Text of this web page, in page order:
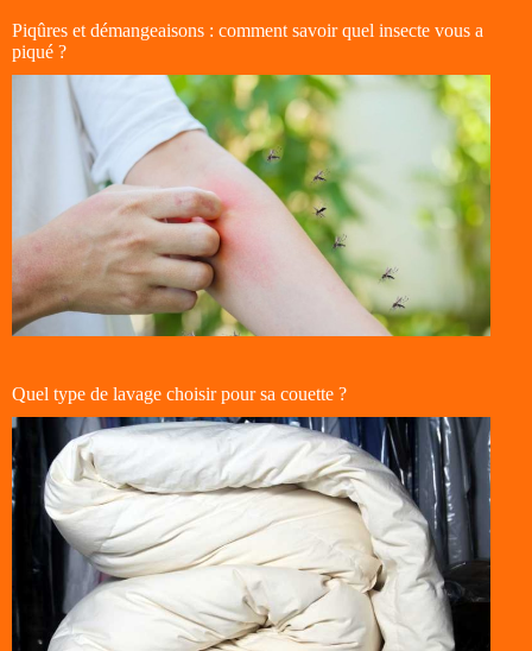
Piqûres et démangeaisons : comment savoir quel insecte vous a
piqué ?
Quel type de lavage choisir pour sa couette ?